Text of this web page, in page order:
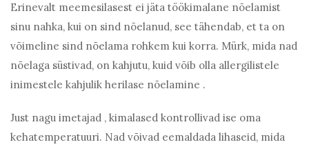
Erinevalt meemesilasest ei jäta töökimalane nõelamist
sinu nahka, kui on sind nõelanud, see tähendab, et ta on
võimeline sind nõelama rohkem kui korra. Mürk, mida nad
nõelaga süstivad, on kahjutu, kuid võib olla allergilistele
inimestele kahjulik herilase nõelamine .
Just nagu imetajad , kimalased kontrollivad ise oma
kehatemperatuuri. Nad võivad eemaldada lihaseid, mida